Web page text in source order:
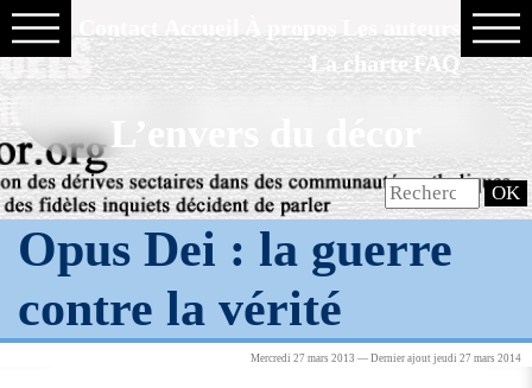
La charte FAQ
L’envers du décor
Opus Dei : la guerre
contre la vérité
Mercredi 27 mars 2013 — Dernier ajout jeudi 27 mars 2014